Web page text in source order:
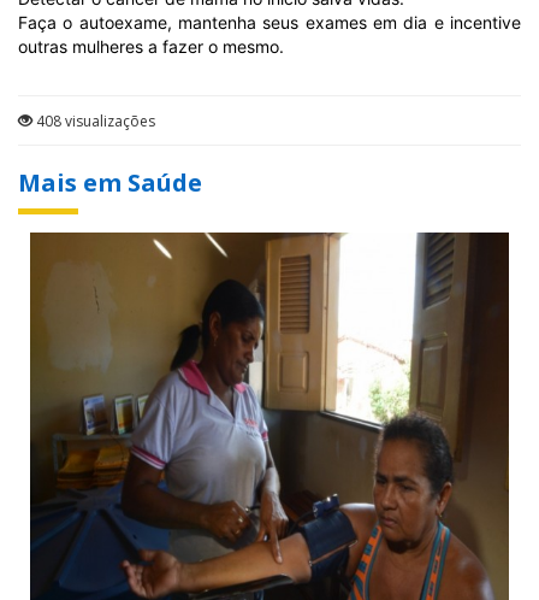
Faça o autoexame, mantenha seus exames em dia e incentive
outras mulheres a fazer o mesmo.
408 visualizações
Mais em Saúde